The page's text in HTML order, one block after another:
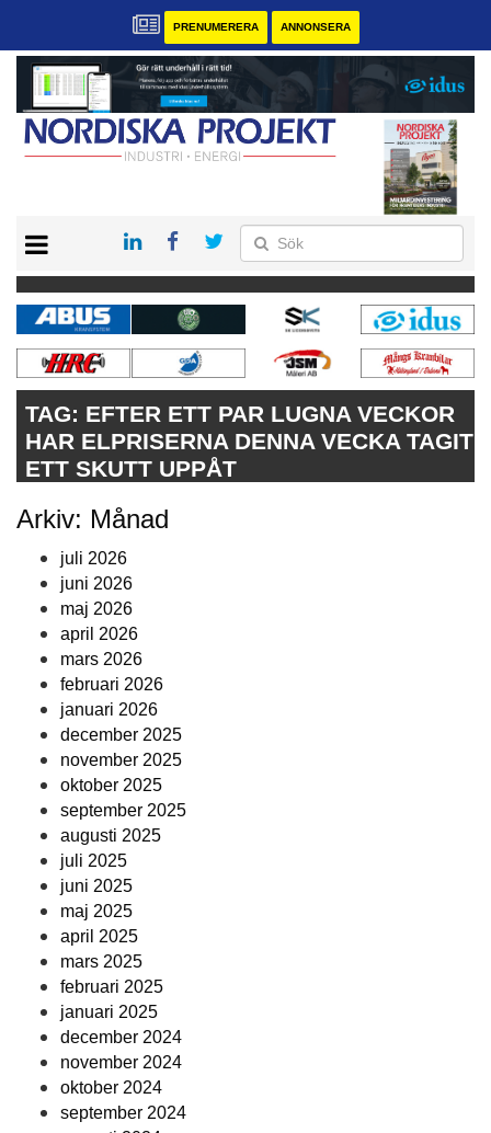
PRENUMERERA ANNONSERA
KONTAKT
VÅRA ANDRA MAGASIN
PRENUMERERA
ANNONSERA
TAG: EFTER ETT PAR LUGNA VECKOR
HAR ELPRISERNA DENNA VECKA TAGIT
ETT SKUTT UPPÅT
Arkiv: Månad
juli 2026
juni 2026
maj 2026
april 2026
mars 2026
februari 2026
januari 2026
december 2025
november 2025
oktober 2025
september 2025
augusti 2025
juli 2025
juni 2025
maj 2025
april 2025
mars 2025
februari 2025
januari 2025
december 2024
november 2024
oktober 2024
september 2024